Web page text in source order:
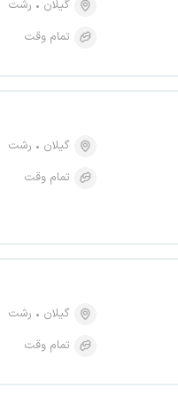
گیلان
رشت
تمام وقت
گیلان
رشت
تمام وقت
گیلان
رشت
تمام وقت